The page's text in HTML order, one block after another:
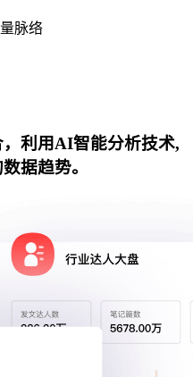
脉络
利用AI智能分析技术,
据趋势。